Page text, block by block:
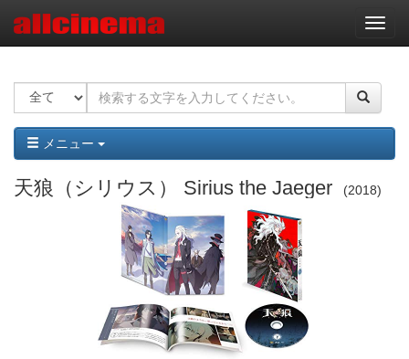
ナ
ビ
ー
ョ
ン
メニュー
天狼（シリウス） Sirius the Jaeger 2018